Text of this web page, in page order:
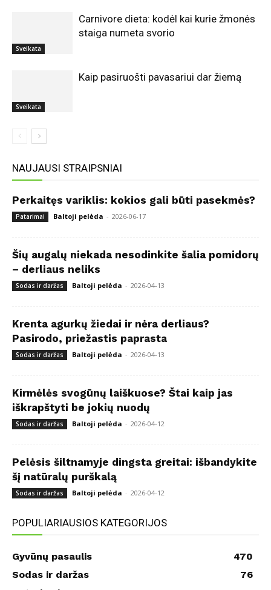
Sveikata
Carnivore dieta: kodėl kai kurie žmonės
staiga numeta svorio
Sveikata
Kaip pasiruošti pavasariui dar žiemą
NAUJAUSI STRAIPSNIAI
Perkaitęs variklis: kokios gali būti pasekmės?
Patarimai Baltoji pelėda - 2026-06-17
Šių augalų niekada nesodinkite šalia pomidorų
– derliaus neliks
Sodas ir daržas Baltoji pelėda - 2026-04-13
Krenta agurkų žiedai ir nėra derliaus?
Pasirodo, priežastis paprasta
Sodas ir daržas Baltoji pelėda - 2026-04-13
Kirmėlės svogūnų laiškuose? Štai kaip jas
iškrapštyti be jokių nuodų
Sodas ir daržas Baltoji pelėda - 2026-04-12
Pelėsis šiltnamyje dingsta greitai: išbandykite
šį natūralų purškalą
Sodas ir daržas Baltoji pelėda - 2026-04-12
POPULIARIAUSIOS KATEGORIJOS
Gyvūnų pasaulis
470
Sodas ir daržas
76